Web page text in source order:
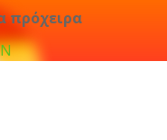
πρόχειρα